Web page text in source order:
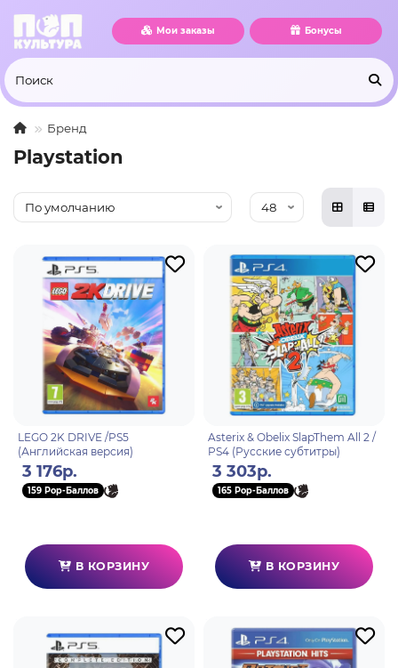
Мои заказы Бонусы
Бренд
Playstation
LEGO 2K DRIVE /PS5
(Английская версия)
3 176р.
159 Pop-Баллов
В КОРЗИНУ
Asterix & Obelix SlapThem All 2 /
PS4 (Русские субтитры)
3 303р.
165 Pop-Баллов
В КОРЗИНУ